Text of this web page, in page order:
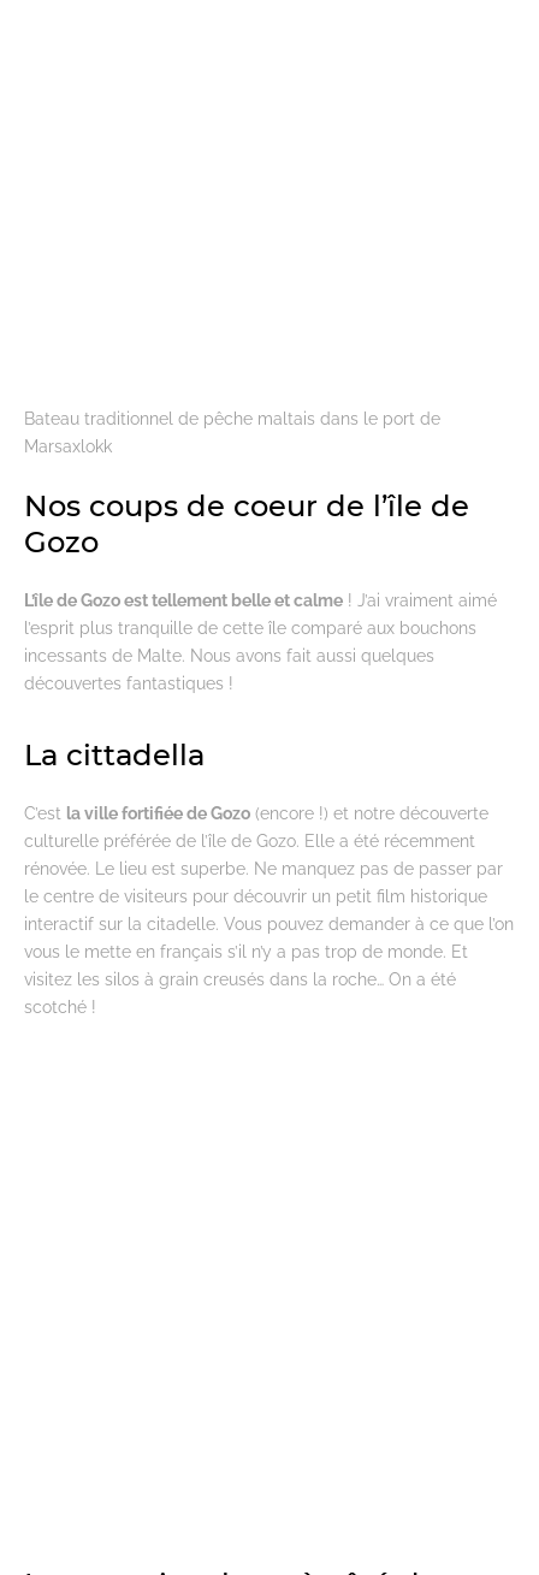
Bateau traditionnel de pêche maltais dans le port de
Marsaxlokk
Nos coups de coeur de l’île de
Gozo
L’île de Gozo est tellement belle et calme ! J’ai vraiment aimé
l’esprit plus tranquille de cette île comparé aux bouchons
incessants de Malte. Nous avons fait aussi quelques
découvertes fantastiques !
La cittadella
C’est la ville fortifiée de Gozo (encore !) et notre découverte
culturelle préférée de l’île de Gozo. Elle a été récemment
rénovée. Le lieu est superbe. Ne manquez pas de passer par
le centre de visiteurs pour découvrir un petit film historique
interactif sur la citadelle. Vous pouvez demander à ce que l’on
vous le mette en français s’il n’y a pas trop de monde. Et
visitez les silos à grain creusés dans la roche… On a été
scotché !